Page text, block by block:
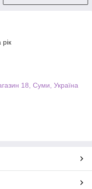
18, Суми, Україна